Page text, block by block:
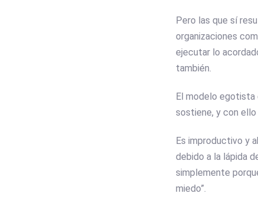
Pero las que sí
organizaciones
ejecutar lo
también.
El modelo egotista
sostiene, y con
Es improductivo y
debido a la lápida
simplemente
miedo”.